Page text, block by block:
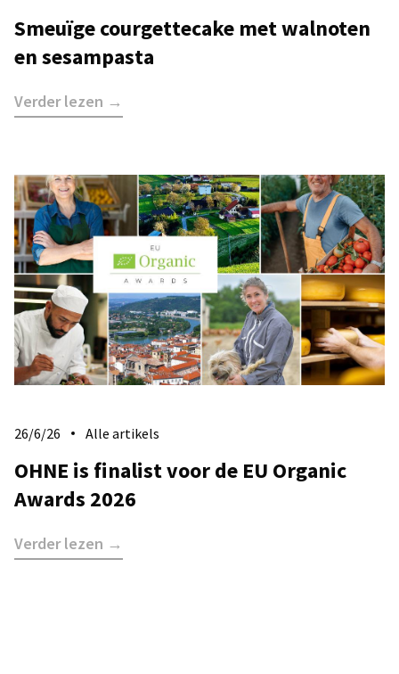
​Smeuïge courgettecake met walnoten
en sesampasta
Verder lezen →
26/6/26 Alle artikels
​OHNE is finalist voor de EU Organic
Awards 2026
Verder lezen →